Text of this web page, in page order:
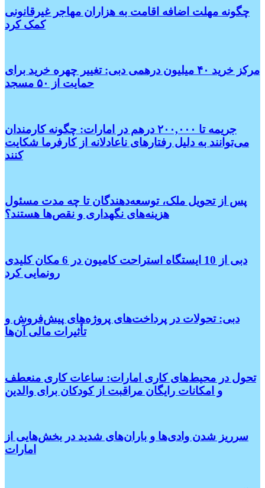
چگونه مهلت اضافه اقامت به هزاران مهاجر غیرقانونی
کمک کرد
مرکز خرید ۴۰ میلیون درهمی دبی: تغییر چهره خرید برای
حمایت از ۵۰ مسجد
جریمه تا ۲۰۰,۰۰۰ درهم در امارات: چگونه کارمندان
می‌توانند به دلیل رفتارهای ناعادلانه از کارفرما شکایت
کنند
پس از تحویل ملک، توسعه‌دهندگان تا چه مدت مسئول
هزینه‌های نگهداری و نقص‌ها هستند؟
دبی از 10 ایستگاه استراحت کامیون در 6 مکان کلیدی
رونمایی کرد
دبی: تحولات در پرداخت‌های پروژه‌های پیش‌فروش و
تأثیرات مالی آن‌ها
تحول در محیط‌های کاری امارات: ساعات کاری منعطف
و امکانات رایگان مراقبت از کودکان برای والدین
سرریز شدن وادی‌ها و باران‌های شدید در بخش‌هایی از
امارات